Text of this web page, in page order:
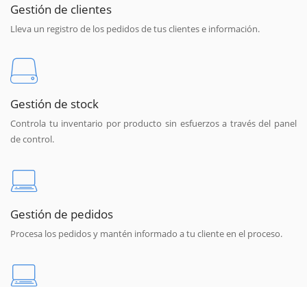
Gestión de clientes
Lleva un registro de los pedidos de tus clientes e información.
Gestión de stock
Controla tu inventario por producto sin esfuerzos a través del panel
de control.
Gestión de pedidos
Procesa los pedidos y mantén informado a tu cliente en el proceso.